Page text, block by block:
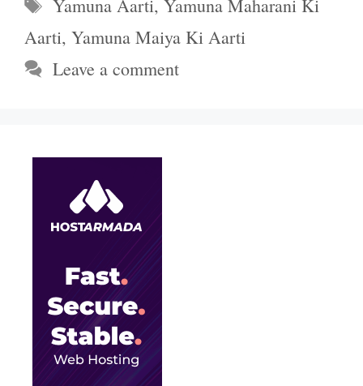
Yamuna Aarti,Yamuna Maharani Ki
Aarti, Yamuna Maiya Ki Aarti
Leave a comment